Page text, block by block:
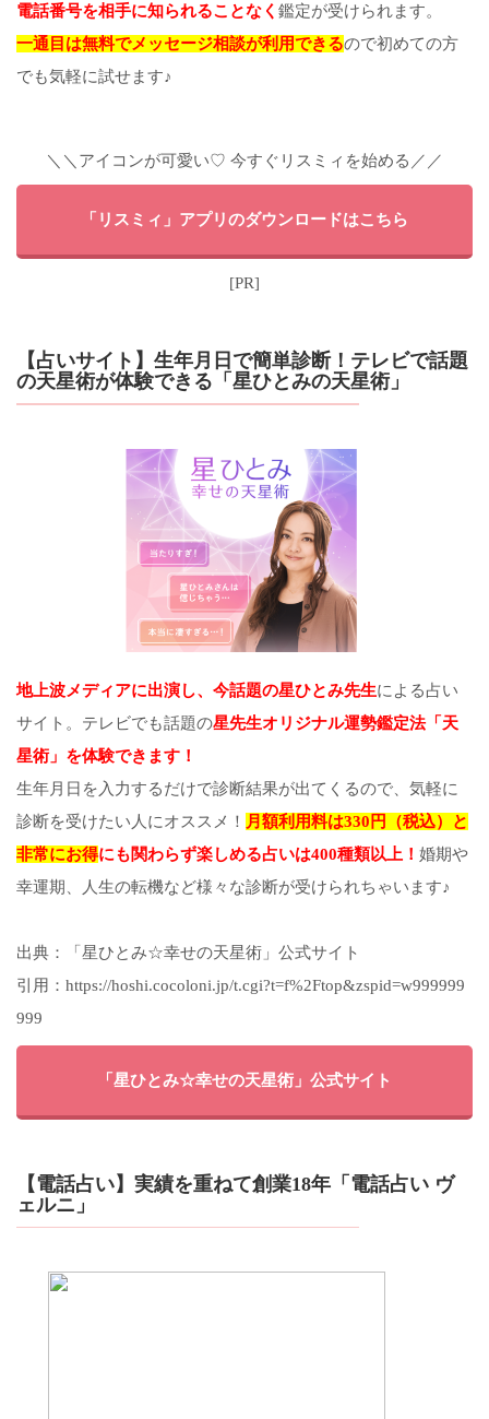
電話番号を相手に知られることなく 鑑定が受けられます。
一通目は無料でメッセージ相談が利用できるので初めての方
でも気軽に試せます♪
＼＼アイコンが可愛い♡ 今すぐリスミィを始める／／
「リスミィ」アプリのダウンロードはこちら
[PR]
【占いサイト】生年月日で簡単診断！テレビで話題
の天星術が体験できる「星ひとみの天星術」
地上波メディアに出演し、今話題の星ひとみ先生による占い
サイト。テレビでも話題の星先生オリジナル運勢鑑定法「天
星術」を体験できます！
生年月日を入力するだけで診断結果が出てくるので、気軽に
診断を受けたい人にオススメ！ 月額利用料は330円（税込）と
非常にお得にも関わらず楽しめる占いは400種類以上！ 婚期や
幸運期、人生の転機など様々な診断が受けられちゃいます♪
出典：「星ひとみ☆幸せの天星術」公式サイト
引用：https://hoshi.cocoloni.jp/t.cgi?t=f%2Ftop&zspid=w999999
999
「星ひとみ☆幸せの天星術」公式サイト
【電話占い】実績を重ねて創業18年「電話占い ヴ
ェルニ」